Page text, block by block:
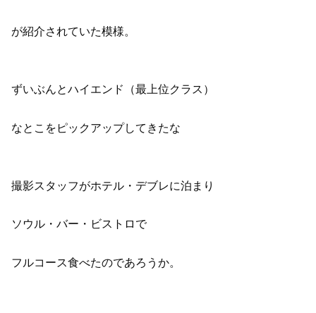
が紹介されていた模様。
ずいぶんとハイエンド（最上位クラス）
なとこをピックアップしてきたな
撮影スタッフがホテル・デブレに泊まり
ソウル・バー・ビストロで
フルコース食べたのであろうか。